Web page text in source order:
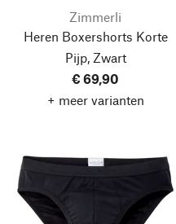
Zimmerli
Heren Boxershorts Korte
Pijp, Zwart
€ 69,90
+ meer varianten